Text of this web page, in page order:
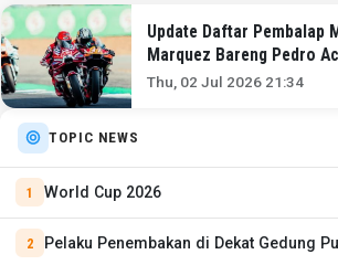
Update Daftar Pembalap
Marquez Bareng Pedro
Bezzecchi Ditemani
Thu, 02 Jul 2026 21:34
TOPIC NEWS
World Cup 2026
Pelaku Penembakan di Dekat Gedung